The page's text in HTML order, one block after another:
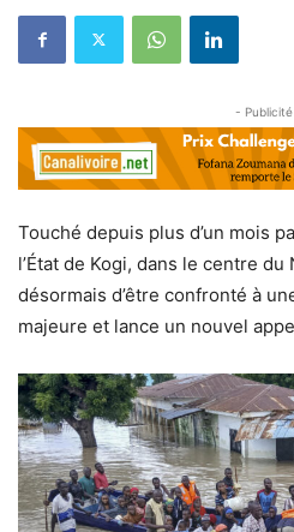
-
Touché depuis plus d’un mois
l’État de Kogi, dans le centre
désormais d’être confronté à
majeure et lance un nouvel